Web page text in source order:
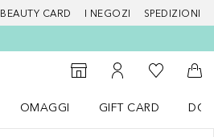
BEAUTY CARD I NEGOZI SPEDIZIONI
StorefinderAl Mio Account
Alla Mia
Al
OMAGGI
GIFT CARD